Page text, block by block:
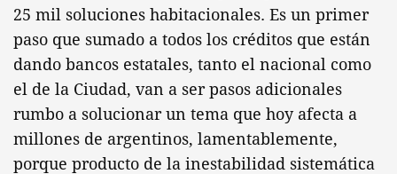
25 mil soluciones habitacionales. Es un primer
paso que sumado a todos los créditos que están
dando bancos estatales, tanto el nacional como
el de la Ciudad, van a ser pasos adicionales
rumbo a solucionar un tema que hoy afecta a
millones de argentinos, lamentablemente,
porque producto de la inestabilidad sistemática